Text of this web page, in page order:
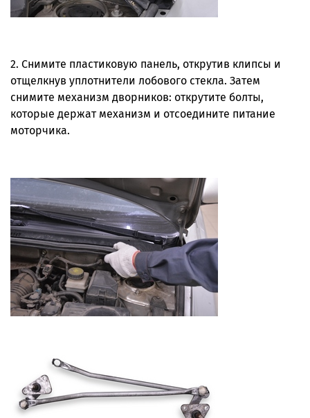
2. Снимите пластиковую панель, открутив клипсы и
отщелкнув уплотнители лобового стекла. Затем
снимите механизм дворников: открутите болты,
которые держат механизм и отсоедините питание
моторчика.